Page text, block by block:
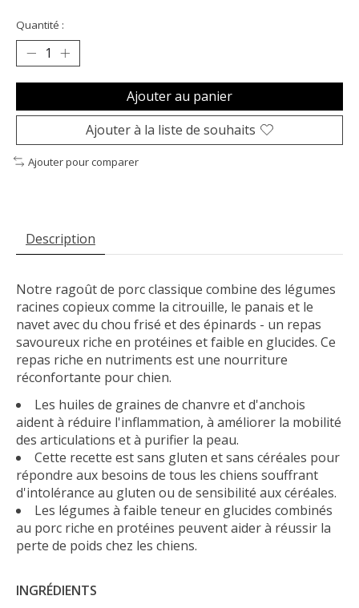
Quantité :
Ajouter au panier
Ajouter à la liste de souhaits
Ajouter pour comparer
Description
Notre ragoût de porc classique combine des légumes
racines copieux comme la citrouille, le panais et le
navet avec du chou frisé et des épinards - un repas
savoureux riche en protéines et faible en glucides. Ce
repas riche en nutriments est une nourriture
réconfortante pour chien.
Les huiles de graines de chanvre et d'anchois
aident à réduire l'inflammation, à améliorer la mobilité
des articulations et à purifier la peau.
Cette recette est sans gluten et sans céréales pour
répondre aux besoins de tous les chiens souffrant
d'intolérance au gluten ou de sensibilité aux céréales.
Les légumes à faible teneur en glucides combinés
au porc riche en protéines peuvent aider à réussir la
perte de poids chez les chiens.
INGRÉDIENTS